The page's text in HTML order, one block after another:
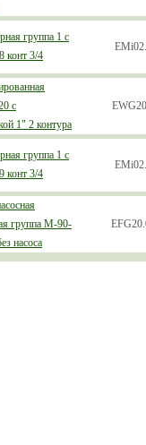
группа 1 с
конт 3/4
с
1" 2 контура
группа 1 с
конт 3/4
группа М-90-
насоса